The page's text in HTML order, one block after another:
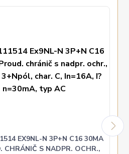
EX9NL-N 3P+N C16 30MA
CHRÁNIČ S NADPR. OCHR.,